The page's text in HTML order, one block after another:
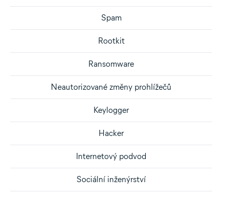
Spam
Rootkit
Ransomware
Neautorizované změny prohlížečů
Keylogger
Hacker
Internetový podvod
Sociální inženýrství